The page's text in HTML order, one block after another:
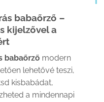
babaőrző –
kijelzővel a
babaőrző modern
lehetővé teszi,
kisbabádat,
a mindennapi